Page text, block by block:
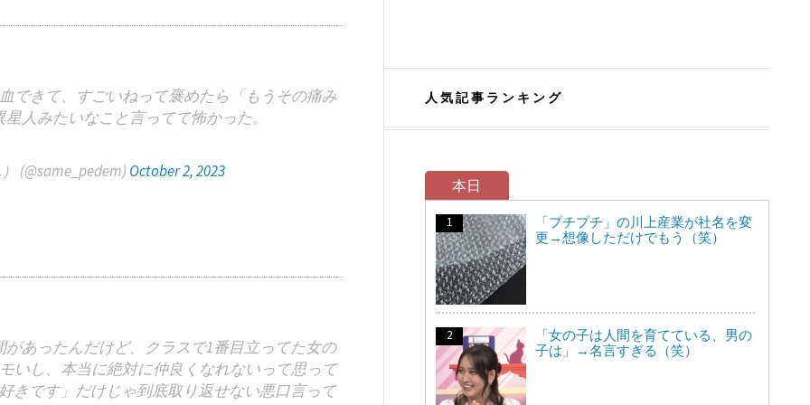
できて、すごいねって褒めたら「もうその痛み
人みたいなこと言ってて怖かった。
(@same_pedem) October 2, 2023
あったんだけど、クラスで1番目立ってた女の
いし、本当に絶対に仲良くなれないって思って
です」だけじゃ到底取り返せない悪口言って
人気記事ランキング
本日
「プチプチ」の川上産業が社名を変
更→想像しただけでもう（笑）
「女の子は人間を育てている、男の
子は」→名言すぎる（笑）